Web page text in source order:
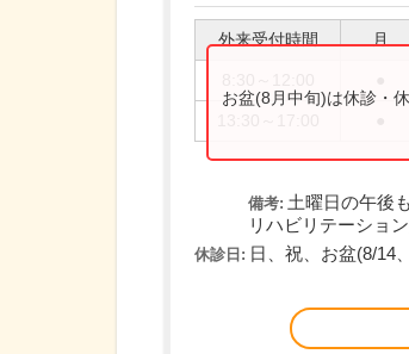
外来受付時間 月
お盆(8月中旬)は休診・
備考: 土曜日の午後
リハビリテーショ
休診日: 日、祝、お盆(8/14